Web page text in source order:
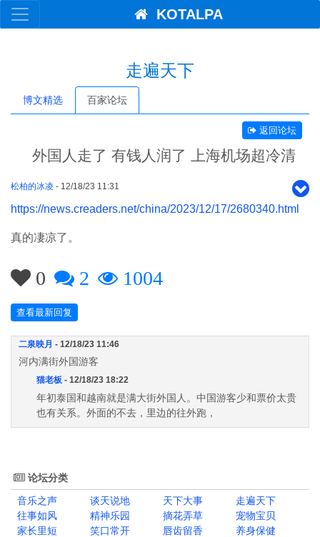
KOTALPA
走遍天下
博文精选 百家论坛
返回论坛
外国人走了 有钱人润了 上海机场超冷清
松柏的冰凌 - 12/18/23 11:31
https://news.creaders.net/china/2023/12/17/2680340.html
真的凄凉了。
0 2 1004
查看最新回复
二泉映月 - 12/18/23 11:46
河内满街外国游客
猫老板 - 12/18/23 18:22
年初泰国和越南就是满大街外国人。中国游客少和票价太贵
也有关系。外面的不去，里边的往外跑，
论坛分类
音乐之声
谈天说地 天下大事
走遍天下
往事如风
精神乐园 摘花弄草
宠物宝贝
家长里短
笑口常开 唇齿留香
养身保健